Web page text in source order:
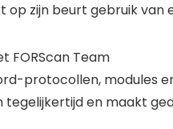
zijn beurt gebruik van
FORScan Team
protocollen,
tegelijkertijd en maakt